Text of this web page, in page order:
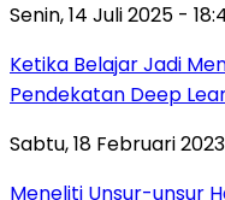
Senin, 14 Juli 2025 -
Ketika Belajar Jadi
Pendekatan Deep
Sabtu, 18 Februari
Meneliti Unsur-unsur